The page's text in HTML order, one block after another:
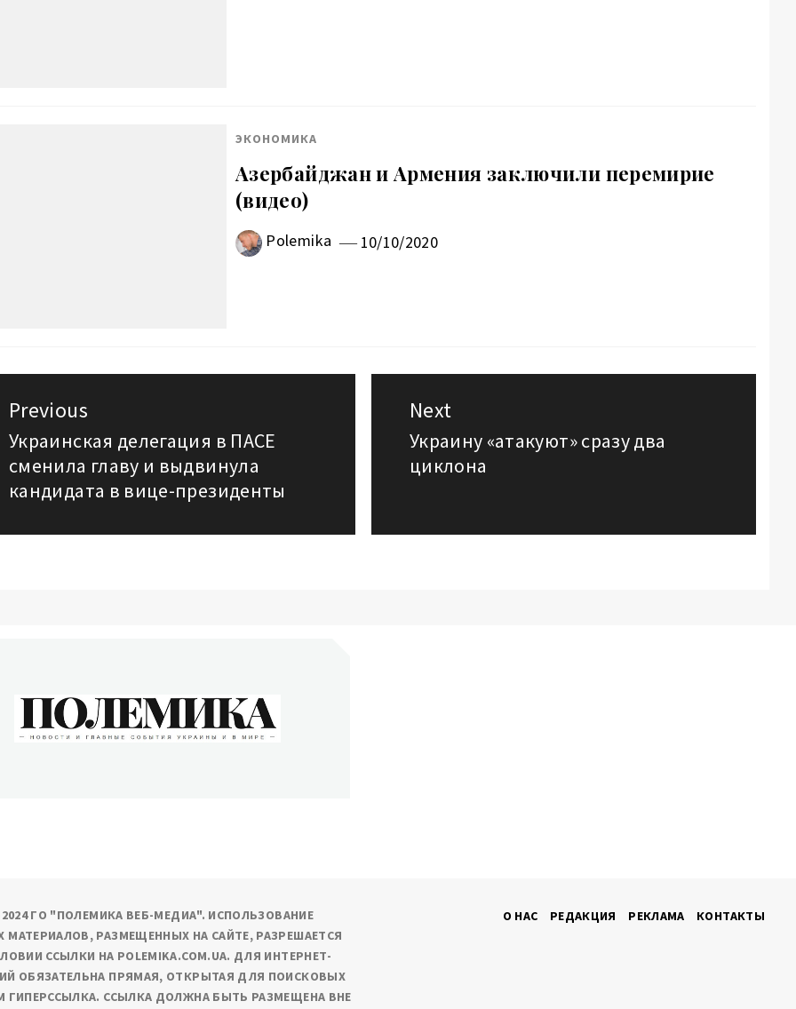
ЭКОНОМИКА
Азербайджан и Армения заключили перемирие
(видео)
Polemika 10/10/2020
Previous
Previous
post:
Украинская делегация в ПАСЕ
сменила главу и выдвинула
кандидата в вице-президенты
Next
Next
post:
Украину «атакуют» сразу два
циклона
2024 ГО "ПОЛЕМИКА ВЕБ-МЕДИА". ИСПОЛЬЗОВАНИЕ
РАЗМЕЩЕННЫХ НА САЙТЕ, РАЗРЕШАЕТСЯ
ССЫЛКИ НА POLEMIKA.COM.UA. ДЛЯ ИНТЕРНЕТ-
ОБЯЗАТЕЛЬНА ПРЯМАЯ, ОТКРЫТАЯ ДЛЯ ПОИСКОВЫХ
ГИПЕРССЫЛКА. ССЫЛКА ДОЛЖНА БЫТЬ РАЗМЕЩЕНА ВНЕ
О НАС РЕДАКЦИЯ РЕКЛАМА КОНТАКТЫ